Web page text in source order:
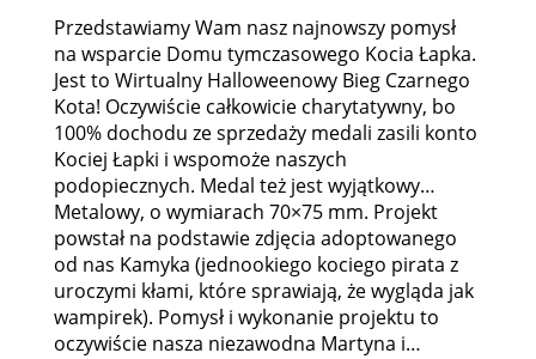
Przedstawiamy Wam nasz najnowszy pomysł
na wsparcie Domu tymczasowego Kocia Łapka.
Jest to Wirtualny Halloweenowy Bieg Czarnego
Kota! Oczywiście całkowicie charytatywny, bo
100% dochodu ze sprzedaży medali zasili konto
Kociej Łapki i wspomoże naszych
podopiecznych. Medal też jest wyjątkowy…
Metalowy, o wymiarach 70×75 mm. Projekt
powstał na podstawie zdjęcia adoptowanego
od nas Kamyka (jednookiego kociego pirata z
uroczymi kłami, które sprawiają, że wygląda jak
wampirek). Pomysł i wykonanie projektu to
oczywiście nasza niezawodna Martyna i…